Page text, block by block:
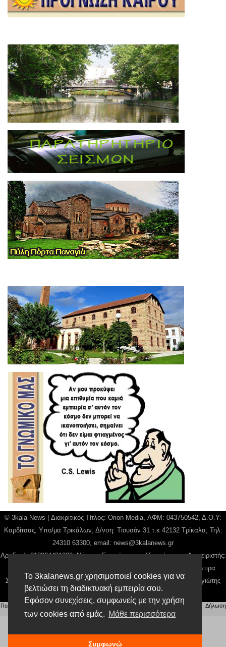
Το 3kalanews.gr χρησιμοποιεί cookies για να
βελτιώσει τη διαδικτυακή εμπειρία σου.
Εφόσον συνεχίσεις, συμφωνείς με την χρήση
των cookies από εμάς. Μάθε περισσότερα
Συμφωνώ
© 3kala News | Διακριτικός Τίτλος: Orion Media, ΑΦΜ: 043750542, Δ.Ο.Υ:
Καρδίτσας, Υπο/μα Τρικάλων, Δ/νση: Τιουσόν 31 τ.κ 42132 Τρίκαλα, Τηλ:
24310 63300, email: news@3kalanews.gr
Αρ. Γεμή: 018804431000, Νόμιμος Εκπρόσωπος, Ιδιοκτήτης και Διαχειριστής:
Παναγιώτης Φιλίππου, Διευθύντρια: Γιαννουσά Βασιλική, Διευθύντιρα
Σύνταξης: Μπαλαμπάνη Βασιλική. Δικαιούχος domain name Παναγιώτης
Φιλίππου
Πολιτική απορρήτου Αίτηση Διαχείρισης Προσωπικών Δεδομένων |Όροι χρήσης
Δήλωση
Συμμόρφωσης